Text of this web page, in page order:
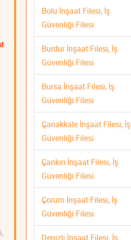
Bolu İnşaat Filesi, İş
Güvenliği Filesi
Burdur İnşaat Filesi, İş
Güvenliği Filesi
Bursa İnşaat Filesi, İş
Güvenliği Filesi
Çanakkale İnşaat Filesi, İş
Güvenliği Filesi
Çankırı İnşaat Filesi, İş
Güvenliği Filesi
Çorum İnşaat Filesi, İş
Güvenliği Filesi
Denizli İnşaat Filesi, İş